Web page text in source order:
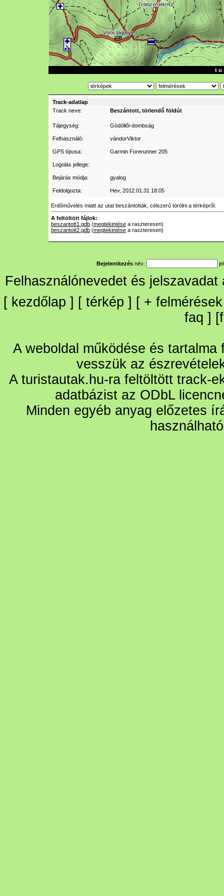
t u
Track-adatlap
Track neve:
Beszántott, törlendő földút
Tájegység: Gödöllői-dombság
Felhasználó: vándorViktor
GPS típusa: Garmin Forerunner 205
Logolás jellege:
Bejárás módja: gyalog
Feldolgozta: Hev, 2012.01.31 18:05
Erdőművelés miatt az utat beszántották, célszerű törölni a térképről.
A feltöltött fájlok:
beszantott1.gdb (megtekintése a raszteresen)
beszantott2.gdb (megtekintése a raszteresen)
Bejelentkezés név:
Felhasználónevedet és
[ kezdőlap ] [ térkép ] [ + felmérések
faq ] [
A weboldal működése és
vesszük az
A turistautak.hu-ra feltöltött track-
adatbázist az ODbL
Minden egyéb anyag előzetes